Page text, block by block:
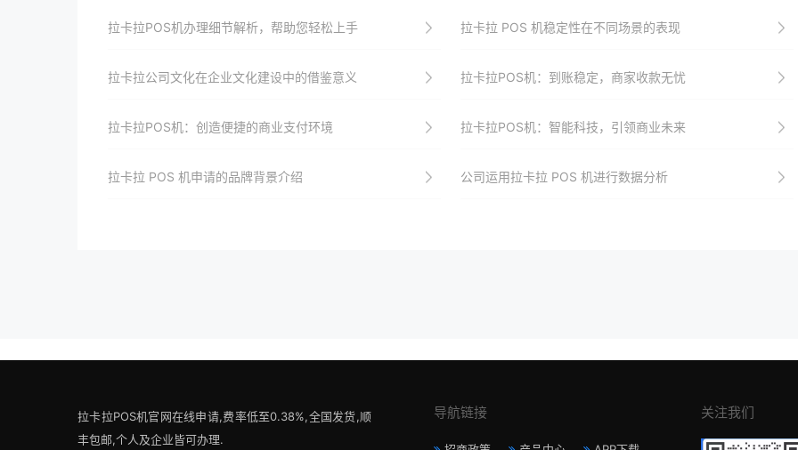
拉卡拉POS机办理细节解析，帮助您轻松上手 拉卡拉 POS 机稳定性在不同场景的表现
拉卡拉公司文化在企业文化建设中的借鉴意义 拉卡拉POS机：到账稳定，商家收款无忧
拉卡拉POS机：创造便捷的商业支付环境 拉卡拉POS机：智能科技，引领商业未来
拉卡拉 POS 机申请的品牌背景介绍 公司运用拉卡拉 POS 机进行数据分析
拉卡拉POS机官网在线申请,费率低至0.38%,全国发货,顺
丰包邮,个人及企业皆可办理.
导航链接 关注我们